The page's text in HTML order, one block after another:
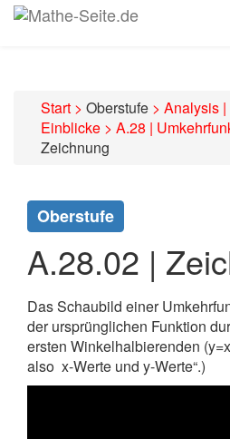
Start > Oberstufe > Analysis
Einblicke > A.28 |
Zeichnung
Oberstufe
A.28.02 |
Das Schaubild einer
der ursprünglichen Funktion
ersten Winkelhalbierenden
also x-Werte und y-Werte“.)